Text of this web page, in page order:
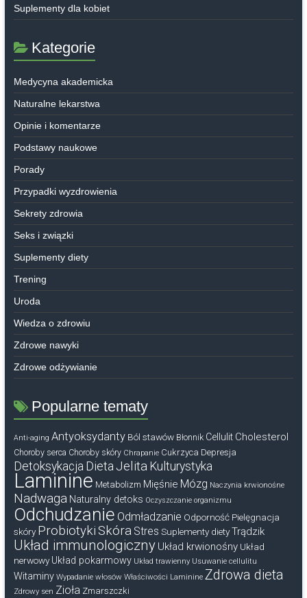
Suplementy dla kobiet
Kategorie
Medycyna akademicka
Naturalne lekarstwa
Opinie i komentarze
Podstawy naukowe
Porady
Przypadki wyzdrowienia
Sekrety zdrowia
Seks i związki
Suplementy diety
Trening
Uroda
Wiedza o zdrowiu
Zdrowe nawyki
Zdrowe odżywianie
Popularne tematy
Anti-aging Antyoksydanty Ból stawów Błonnik Cellulit Cholesterol
Choroby serca Choroby skóry Chrapanie Cukrzyca Depresja
Detoksykacja Dieta Jelita Kulturystyka
Laminine Metabolizm Mięśnie Mózg Naczynia krwionośne
Nadwaga Naturalny detoks Oczyszczanie organizmu
Odchudzanie Odmładzanie Odporność Pielęgnacja
skóry Probiotyki Skóra Stres Suplementy diety Trądzik
Układ immunologiczny Układ krwionośny Układ
nerwowy Układ pokarmowy Układ trawienny Usuwanie cellulitu
Witaminy Wypadanie włosów Właściwości Laminine Zdrowa dieta
Zdrowy sen Zioła Zmarszczki